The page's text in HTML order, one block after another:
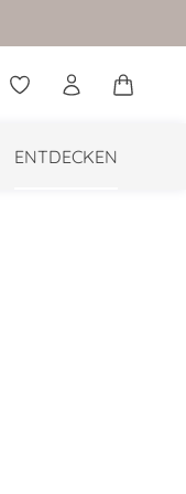
ENTDECKEN